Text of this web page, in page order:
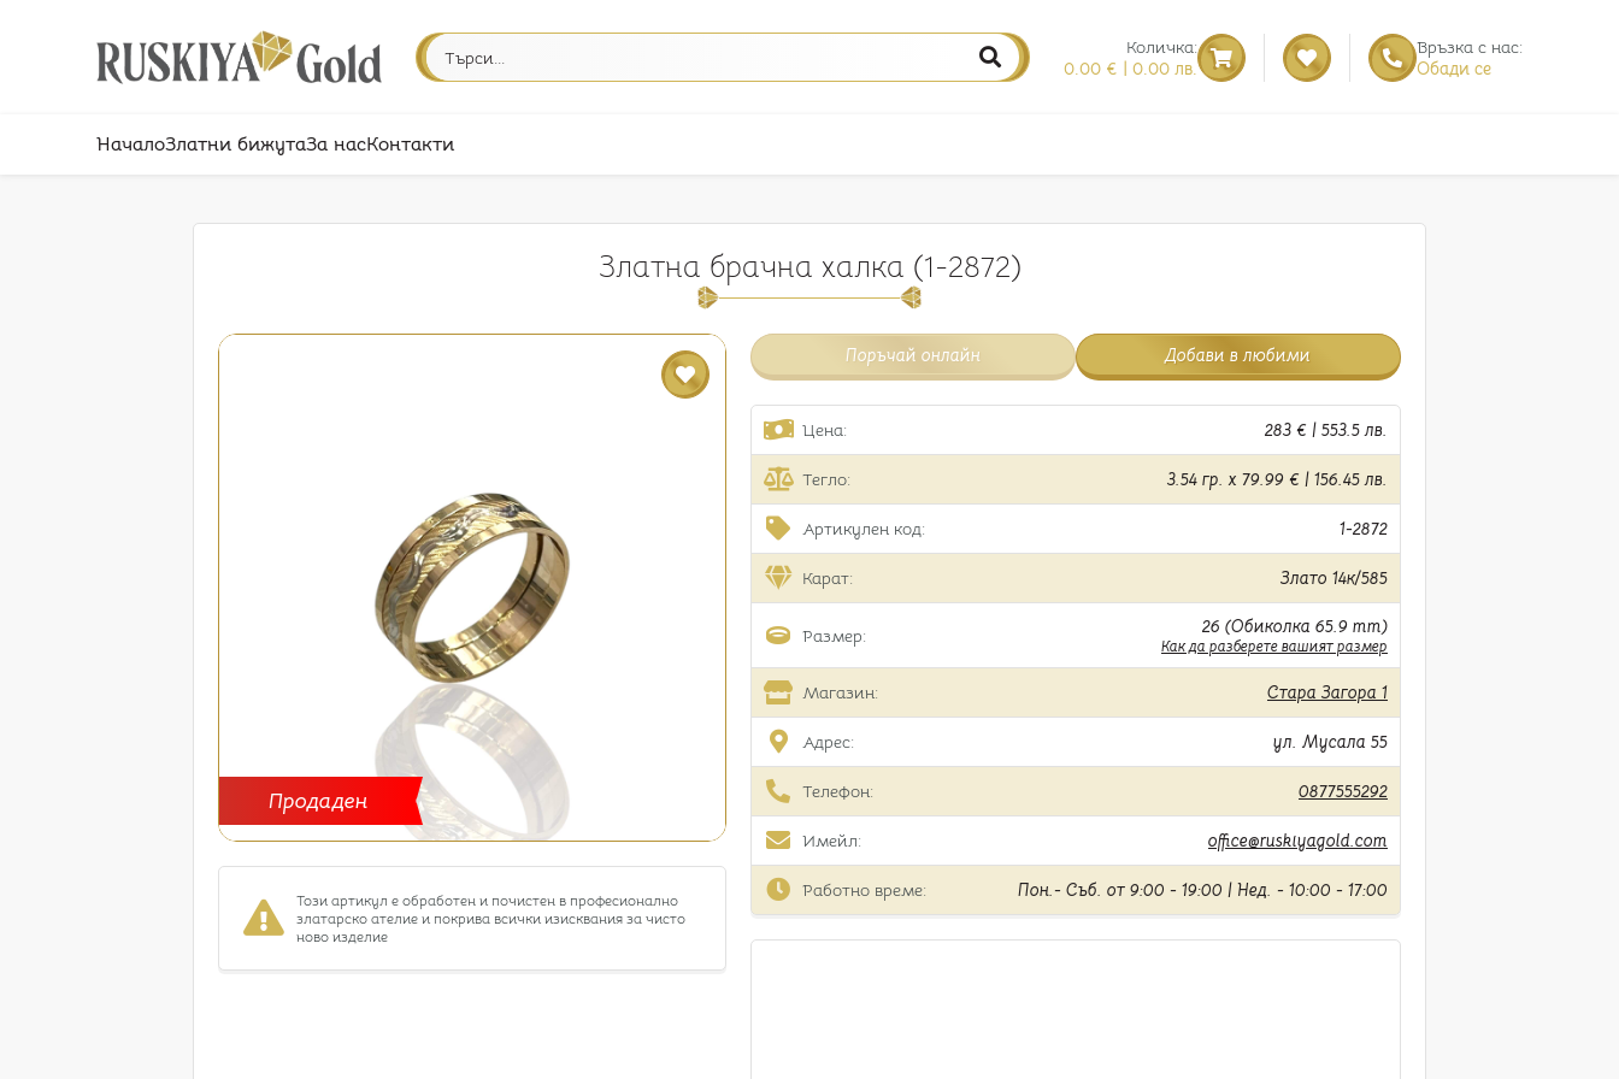
Количка:
0.00 € | 0.00 лв.
Връзка с нас:
Обади се
НачалоЗлатни бижутаЗа насКонтакти
Златна брачна халка (1-2872)
Продаден
Този артикул е обработен и почистен в професионално
златарско ателие и покрива всички изисквания за чисто
ново изделие
Поръчай онлайн Добави в любими
Цена: 283 € | 553.5 лв.
Тегло: 3.54 гр. x 79.99 € | 156.45 лв.
Артикулен код: 1-2872
Карат: Злато 14к/585
Размер: 26 (Обиколка 65.9 mm)
Как да разберете вашият размер
Магазин: Стара Загора 1
Адрес: ул. Мусала 55
Телефон: 0877555292
Имейл: office@ruskiyagold.com
Работно време: Пон.- Съб. от 9:00 - 19:00 | Нед. - 10:00 - 17:00